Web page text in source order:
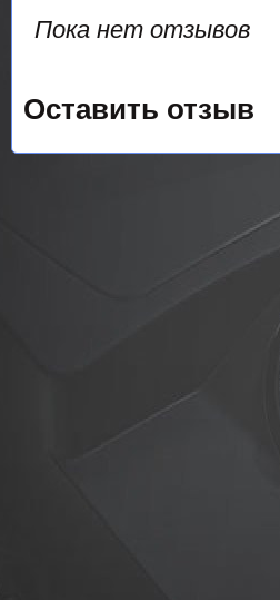
Пока нет отзывов
Оставить отзыв